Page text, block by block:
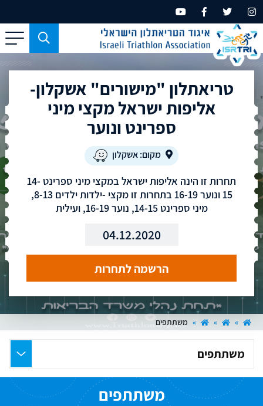
כפתור
משמש
עבור
מכשירים
טריאתלון "מישורים" אשקלון-
אליפות ישראל מקצי מיני
ספרינט ונוער
מקום: אשקלון
תחרות זו הינה אליפות ישראל במקצי מיני ספרינט 14-
15 ונוער 16-19 בתחרות זו מקצי -ילדות ילדים 8-13,
מיני ספרינט 14-15, נוער 16-19, ועילית
04.12.2020
הרשמה לתחרות
»
»
» משתתפים
את
העמוד
הרצוי
משתתפים